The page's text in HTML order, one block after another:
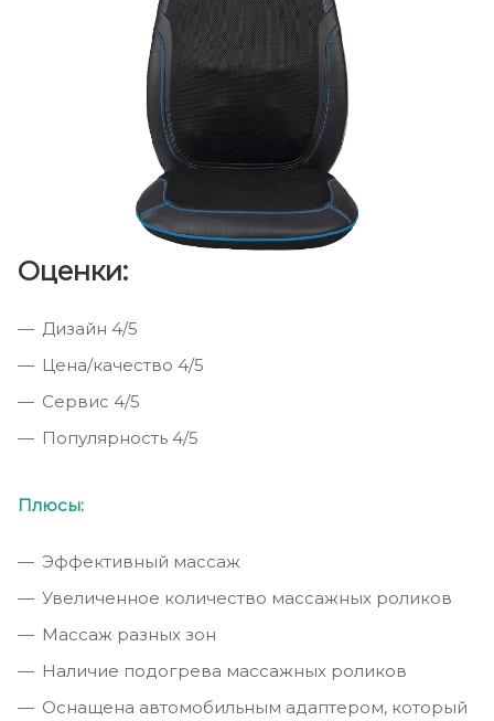
Оценки:
Дизайн 4/5
Цена/качество 4/5
Сервис 4/5
Популярность 4/5
Плюсы:
Эффективный массаж
Увеличенное количество массажных роликов
Массаж разных зон
Наличие подогрева массажных роликов
Оснащена автомобильным адаптером, который